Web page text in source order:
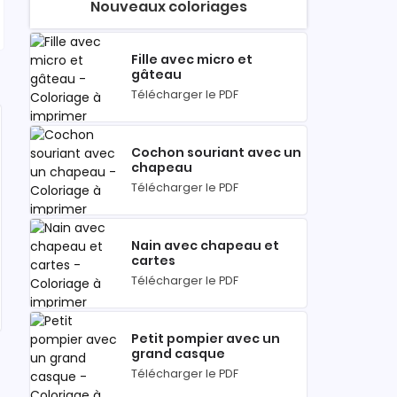
Nouveaux coloriages
Fille avec micro et
gâteau
Télécharger le PDF
Cochon souriant avec un
chapeau
Télécharger le PDF
Nain avec chapeau et
cartes
Télécharger le PDF
Petit pompier avec un
grand casque
Télécharger le PDF